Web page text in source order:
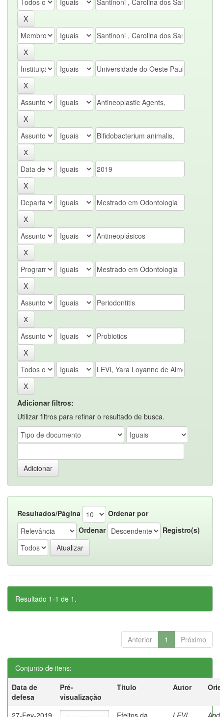
Adicionar filtros:
Utilizar filtros para refinar o resultado de busca.
Resultados/Página
Ordenar por
Ordenar
Registro(s)
Resultado 1-1 de 1.
Anterior 1 Próximo
Conjunto de itens:
Data de
defesa
Pré-
visualização
Título Autor
27-Fev-2019 Efeitos da LEVI,